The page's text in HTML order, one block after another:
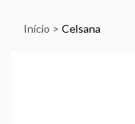
Início Celsana